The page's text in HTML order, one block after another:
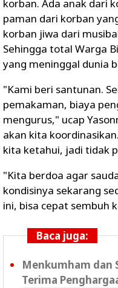
korban. Ada anak dari
paman dari korban
korban jiwa dari
Sehingga total Warga
yang meninggal dunia
"Kami beri santunan.
pemakaman, biaya
mengurus," ucap
akan kita
kita ketahui, jadi tidak
"Kita berdoa agar
kondisinya sekarang
ini, bisa cepat sembuh
Baca juga:
Menkumham dan
Terima